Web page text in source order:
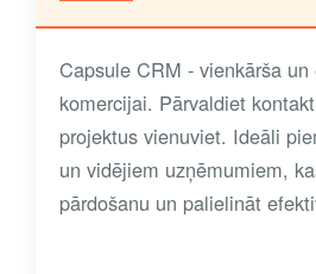
Capsule CRM - vienkārša
komercijai. Pārvaldiet
projektus vienuviet. Ideāli
un vidējiem uzņēmumiem,
pārdošanu un palielināt